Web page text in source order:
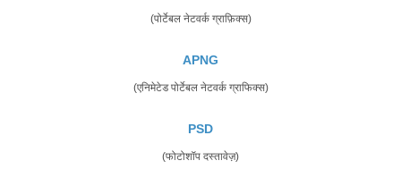
(पोर्टेबल नेटवर्क ग्राफ़िक्स)
APNG
(एनिमेटेड पोर्टेबल नेटवर्क ग्राफिक्स)
PSD
(फोटोशॉप दस्तावेज़)